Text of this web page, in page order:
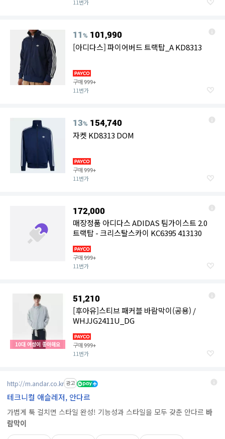
11번가
11% 101,990
[아디다스] 파이어버드 트랙탑_A KD8313
구매999+
11번가
13% 154,740
자켓 KD8313 DOM
구매999+
11번가
172,000
매장정품 아디다스 ADIDAS 팀가이스트 2.0
트랙탑 - 크리스탈스카이 KC6395 413130
구매999+
11번가
10대 여성이 좋아해요
51,210
[후아유]스티브 패커블 바람막이(공용) /
WHJJG2411U_DG
구매999+
11번가
http://m.andar.co.kr 광고
테크니컬 애슬레저, 안다르
가볍게 툭 걸치면 스타일 완성! 기능성과 스타일을 모두 갖춘 안다르 바
람막이